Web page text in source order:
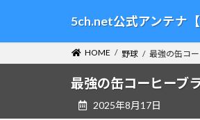
テ
ゲ
5ch.net公式アンテナ
HOME 野球 最強の缶コ
最強の缶コーヒーブ
2025年8月17日